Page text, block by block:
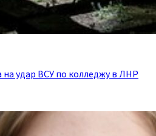
удар ВСУ по колледжу в ЛНР